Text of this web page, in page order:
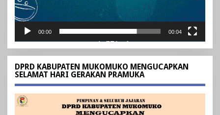
00:00 00:04
DPRD KABUPATEN MUKOMUKO MENGUCAPKAN
SELAMAT HARI GERAKAN PRAMUKA